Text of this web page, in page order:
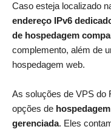
Caso esteja localizado
endereço IPv6
de hospedagem
complemento, além de
hospedagem web.
As soluções de VPS do
opções de
gerenciada. Eles